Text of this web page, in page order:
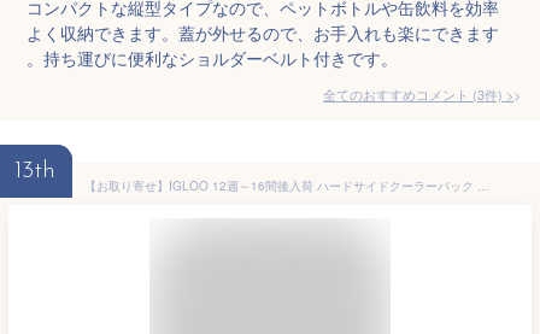
コンパクトな縦型タイプなので、ペットボトルや缶飲料を効率
よく収納できます。蓋が外せるので、お手入れも楽にできます
。持ち運びに便利なショルダーベルト付きです。
全てのおすすめコメント (3件) >
13th
【お取り寄せ】IGLOO 12週～16間後入荷 ハードサイドクーラーバック ランチクーラー 持ち運び簡単 ドリンク収納 18缶収納可能 手入れ簡単 クーラーボックス カラフル 丈夫 ピクニック キャンプ 海 公園 釣り 保冷 バーベキュー クーラーボックス かわいい おしゃれ